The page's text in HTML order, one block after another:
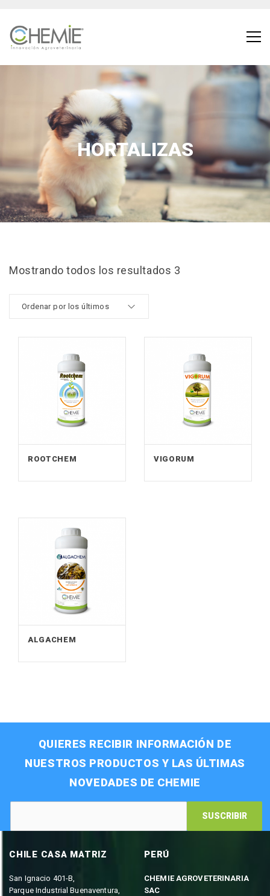
HORTALIZAS
Mostrando todos los resultados 3
ROOTCHEM VIGORUM
ALGACHEM
QUIERES RECIBIR INFORMACIÓN DE
NUESTROS PRODUCTOS Y LAS ÚLTIMAS
NOVEDADES DE CHEMIE
SUSCRIBIR
CHILE CASA MATRIZ
San Ignacio 401-B,
Parque Industrial Buenaventura,
PERÚ
CHEMIE AGROVETERINARIA
SAC